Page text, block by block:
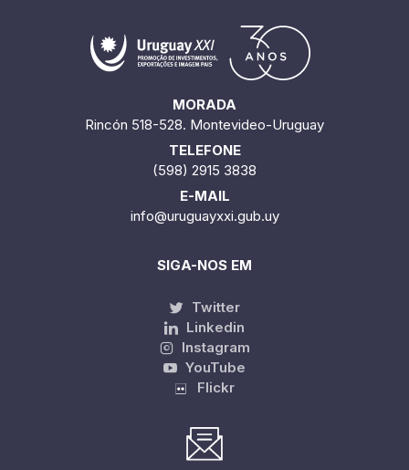
MORADA
Rincón 518-528. Montevideo-Uruguay
TELEFONE
(598) 2915 3838
E-MAIL
info@uruguayxxi.gub.uy
SIGA-NOS EM
Twitter
Linkedin
Instagram
YouTube
Flickr